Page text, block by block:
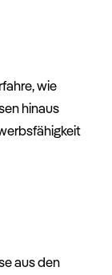
wie
hinaus
aus den